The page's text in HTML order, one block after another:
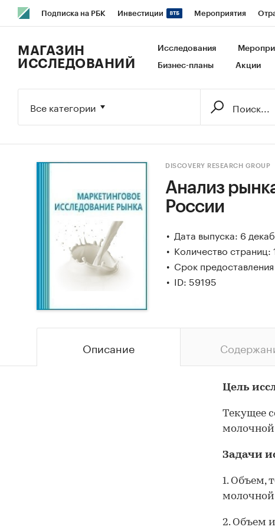
Подписка на РБК Инвестиции Мероприятия
Исследования Кредитные рейтинги Франшизы Газета
МАГАЗИН
ИССЛЕДОВАНИЙ
Исследования
Бизнес-планы Акции
Все категории
DISCOVERY RESEARCH GROUP
Анализ
России
Дата выпуска: 6
Количество страниц:
Срок
ID: 59195
Описание
Цель
Текущее
Задачи
1. Объем,
2. Объем